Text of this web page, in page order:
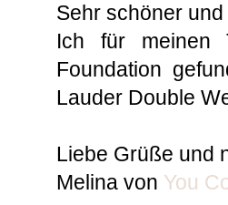
Sehr schöner
Ich für meinen
Foundation
Lauder Double
Liebe Grüße und
Melina von You